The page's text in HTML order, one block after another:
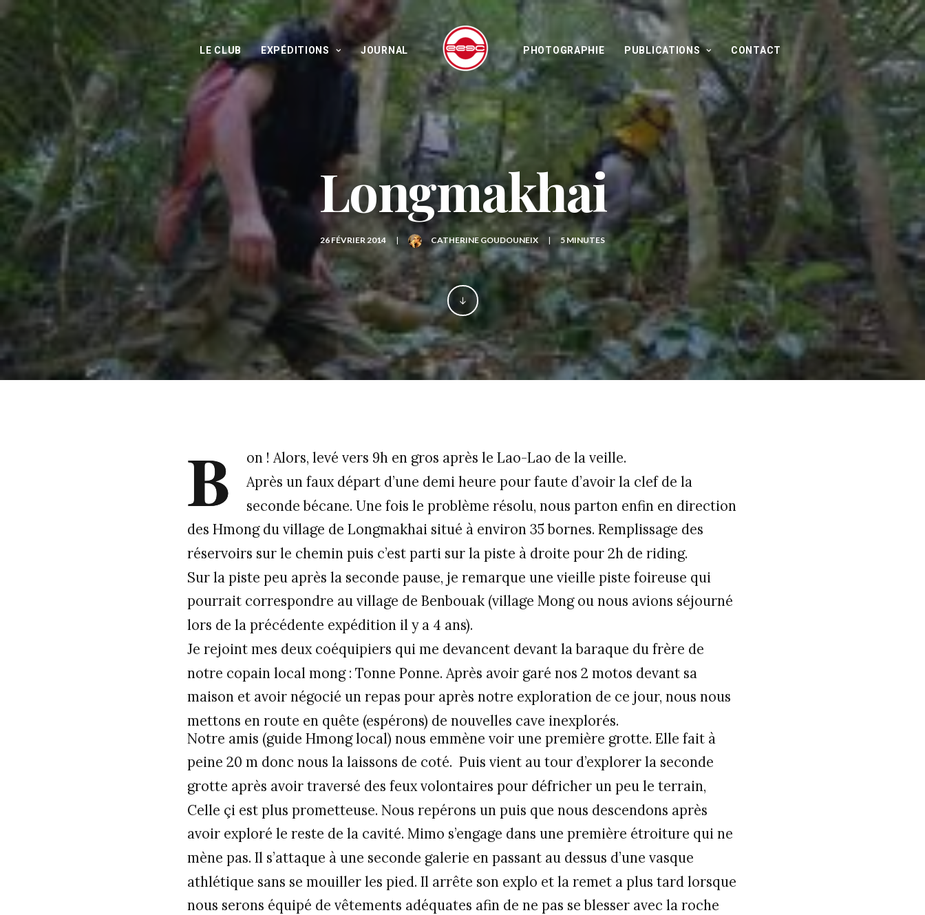
LE CLUB EXPÉDITIONS JOURNAL PHOTOGRAPHIE PUBLICATIONS CONTACT
Longmakhai
26 FÉVRIER 2014 | CATHERINE GOUDOUNEIX | 5 MINUTES
B
on ! Alors, levé vers 9h en gros après le Lao-Lao de la veille.
Après un faux départ d’une demi heure pour faute d’avoir la clef de la
seconde bécane. Une fois le problème résolu, nous parton enfin en direction
des Hmong du village de Longmakhai situé à environ 35 bornes. Remplissage des
réservoirs sur le chemin puis c’est parti sur la piste à droite pour 2h de riding.
Sur la piste peu après la seconde pause, je remarque une vieille piste foireuse qui
pourrait correspondre au village de Benbouak (village Mong ou nous avions séjourné
lors de la précédente expédition il y a 4 ans).
Je rejoint mes deux coéquipiers qui me devancent devant la baraque du frère de
notre copain local mong : Tonne Ponne. Après avoir garé nos 2 motos devant sa
maison et avoir négocié un repas pour après notre exploration de ce jour, nous nous
mettons en route en quête (espérons) de nouvelles cave inexplorés.
Notre amis (guide Hmong local) nous emmène voir une première grotte. Elle fait à
peine 20 m donc nous la laissons de coté. Puis vient au tour d’explorer la seconde
grotte après avoir traversé des feux volontaires pour défricher un peu le terrain,
Celle çi est plus prometteuse. Nous repérons un puis que nous descendons après
avoir exploré le reste de la cavité. Mimo s’engage dans une première étroiture qui ne
mène pas. Il s’attaque à une seconde galerie en passant au dessus d’une vasque
athlétique sans se mouiller les pied. Il arrête son explo et la remet a plus tard lorsque
nous serons équipé de vêtements adéquates afin de ne pas se blesser avec la roche